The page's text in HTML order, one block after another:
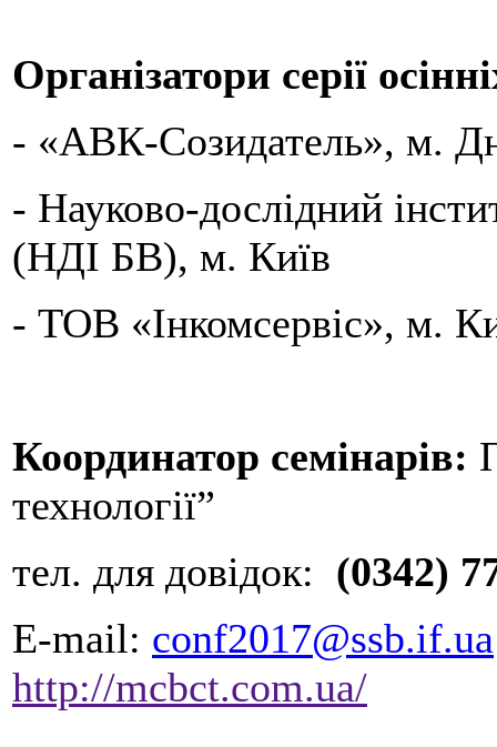
Організатори серії
- «АВК-Созидатель», м.
- Науково-дослідний
(НДІ БВ), м. Київ
- ТОВ «Інкомсервіс», м.
Координатор семінарів:
технології”
тел. для довідок: (0342)
E-mail: conf2017@ssb.if.ua
http://mcbct.com.ua/